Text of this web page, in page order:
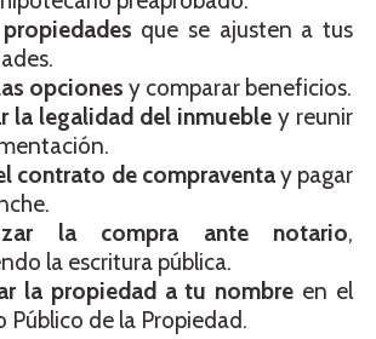
que se ajusten a tus
opciones y comparar beneficios.
la legalidad del inmueble y reunir
contrato de compraventay pagar
la compra ante notario,
la escritura pública.
la propiedad a tu nombre en el
Público de la Propiedad.